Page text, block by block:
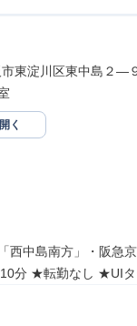
東淀川区東中島２―
く
西中島南方」・阪急
分 ★転勤なし ★UIタ